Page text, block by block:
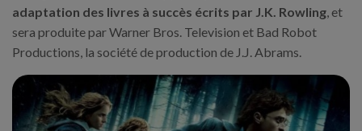
adaptation des livres à succès écrits par J.K. Rowling, et
sera produite par Warner Bros. Television et Bad Robot
Productions, la société de production de J.J. Abrams.